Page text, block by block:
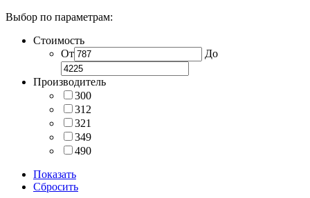
Выбор по параметрам:
Стоимость
От
До
Производитель
300
312
321
349
490
Показать
Сбросить